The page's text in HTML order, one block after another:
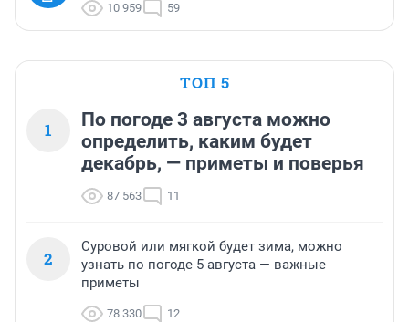
10 959 59
ТОП 5
1
По погоде 3 августа можно
определить, каким будет
декабрь, — приметы и поверья
87 563 11
2
Суровой или мягкой будет зима, можно
узнать по погоде 5 августа — важные
приметы
78 330 12